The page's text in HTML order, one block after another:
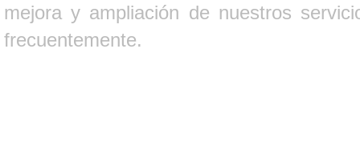
mejora y ampliación de nuestros
frecuentemente.